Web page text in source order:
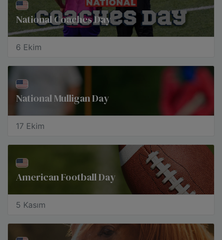
National Coaches Day
6 Ekim
National Mulligan Day
17 Ekim
American Football Day
5 Kasım